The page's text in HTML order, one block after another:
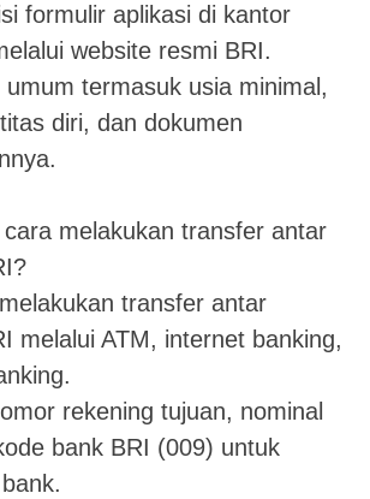
formulir aplikasi di kantor
website resmi BRI.
termasuk usia minimal,
diri, dan dokumen
melakukan transfer antar
transfer antar
melalui ATM, internet banking,
rekening tujuan, nominal
bank BRI (009) untuk